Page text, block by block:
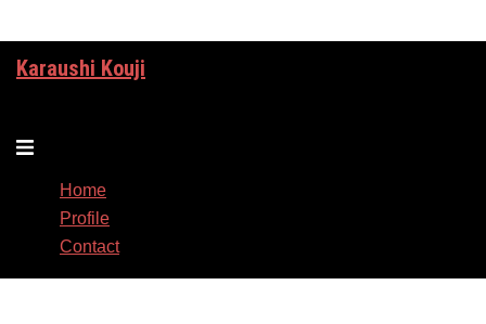
ッ
Karaushi Kouji
ト
ュ
Home
Profile
Contact